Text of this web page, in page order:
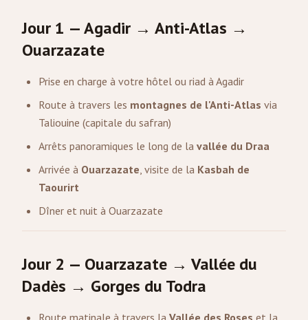
Jour 1 — Agadir → Anti-Atlas →
Ouarzazate
Prise en charge à votre hôtel ou riad à Agadir
Route à travers les montagnes de l'Anti-Atlas via
Taliouine (capitale du safran)
Arrêts panoramiques le long de la vallée du Draa
Arrivée à Ouarzazate, visite de la Kasbah de
Taourirt
Dîner et nuit à Ouarzazate
Jour 2 — Ouarzazate → Vallée du
Dadès → Gorges du Todra
Route matinale à travers la Vallée des Roses et la